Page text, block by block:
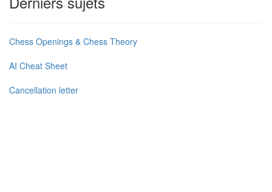
Chess Openings & Chess Theory
AI Cheat Sheet
Cancellation letter